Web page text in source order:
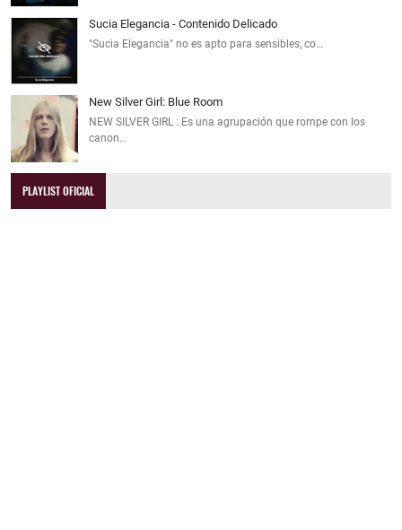
Sucia Elegancia - Contenido Delicado
"Sucia Elegancia" no es apto para sensibles, co…
New Silver Girl: Blue Room
NEW SILVER GIRL : Es una agrupación que rompe con los
canon…
PLAYLIST OFICIAL